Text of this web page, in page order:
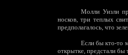
Молли Уизли
носков, три теплых
предполагалось, что
Если бы кто-то
открытке, предстали